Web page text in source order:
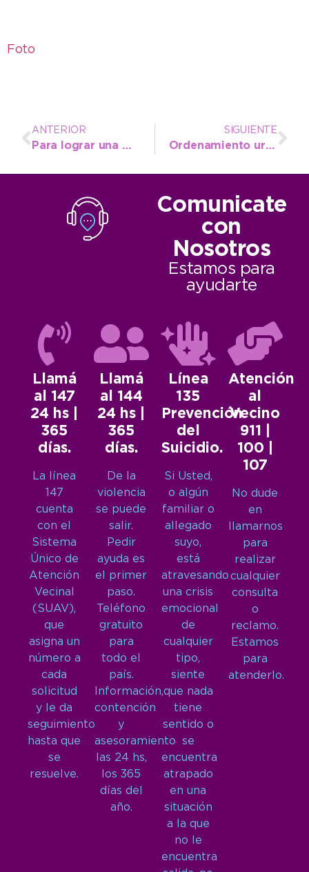
Foto
ANTERIOR
Para lograr una mejor perspectiva, se acondiciona la bajada y subida de vehículos de Av. 2 y 73
SIGUIENTE
Ordenamiento urbano: Demarcan estacionamiento de motos en la Villa
Comunicate
con
Nosotros
Estamos para
ayudarte
Llamá
al 147
24 hs |
365
días.
La línea
147
cuenta
con el
Sistema
Único de
Atención
Vecinal
(SUAV),
que
asigna un
número a
cada
solicitud
y le da
seguimiento
hasta que
se
resuelve.
Llamá
al 144
24 hs |
365
días.
De la
violencia
se puede
salir.
Pedir
ayuda es
el primer
paso.
Teléfono
gratuito
para
todo el
país.
Información,
contención
y
asesoramiento
las 24 hs,
los 365
días del
año.
Línea
135
Prevención
del
Suicidio.
Si Usted,
o algún
familiar o
allegado
suyo,
está
atravesando
una crisis
emocional
de
cualquier
tipo,
siente
que nada
tiene
sentido o
se
encuentra
atrapado
en una
situación
a la que
no le
encuentra
Atención
al
Vecino
911 |
100 |
107
No dude
en
llamarnos
para
realizar
cualquier
consulta
o
reclamo.
Estamos
para
atenderlo.